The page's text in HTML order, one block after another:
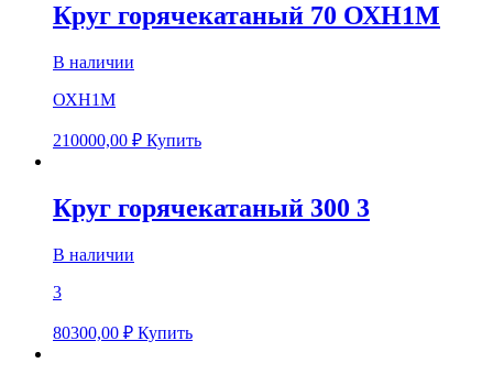
Круг горячекатаный 70 ОХН1М
В наличии
ОХН1М
210000,00 ₽ Купить
Круг горячекатаный 300 3
В наличии
3
80300,00 ₽ Купить